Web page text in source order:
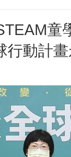
童
行動計